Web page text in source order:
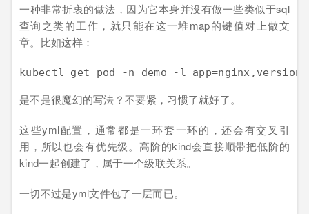
一种非常折衷的做法，因为它本身并没有做一些类似于sql
查询之类的工作，就只能在这一堆map的键值对上做文
章。比如这样：
是不是很魔幻的写法？不要紧，习惯了就好了。
这些yml配置，通常都是一环套一环的，还会有交叉引
用，所以也会有优先级。高阶的kind会直接顺带把低阶的
kind一起创建了，属于一个级联关系。
一切不过是yml文件包了一层而已。